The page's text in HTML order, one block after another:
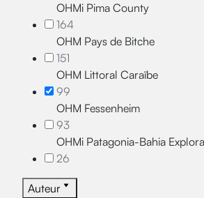
OHMi Pima County
164
OHM Pays de Bitche
151
OHM Littoral Caraïbe
99
OHM Fessenheim
93
OHMi Patagonia-Bahia
26
Auteur